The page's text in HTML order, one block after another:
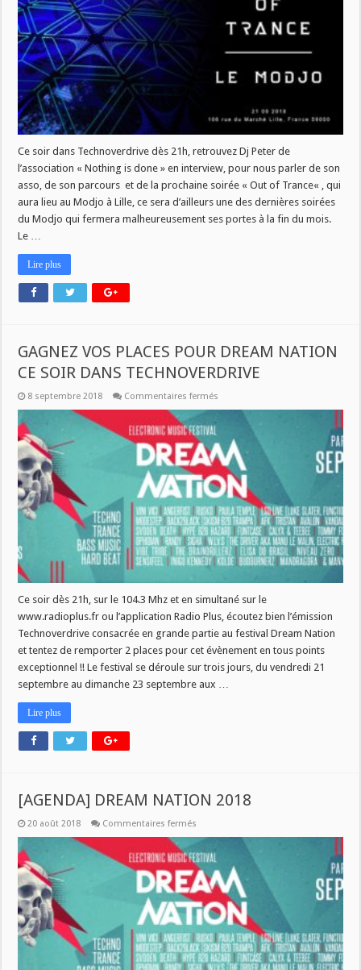
RAYE
CE
DANS
Ce soir dans Technoverdrive dès 21h, retrouvez Dj Peter de
l’association « Nothing is done » en interview, pour nous parler de son
asso, de son parcours et de la prochaine soirée « Out of Trance« , qui
aura lieu au Modjo à Lille, ce sera d’ailleurs une des dernières soirées
du Modjo qui fermera malheureusement ses portes à la fin du mois.
Le …
Lire plus
GAGNEZ VOS PLACES POUR DREAM NATION
CE SOIR DANS TECHNOVERDRIVE
8 septembre 2018 Commentaires fermés
POUR
DREAM
NATION
CE
SOIR
DANS
TECHNOVERDRIVE
Ce soir dès 21h, sur le 104.3 Mhz et en simultané sur le
www.radioplus.fr ou l’application Radio Plus, écoutez bien l’émission
Technoverdrive consacrée en grande partie au festival Dream Nation
et tentez de remporter 2 places pour cet évènement en tous points
exceptionnel !! Le festival se déroule sur trois jours, du vendredi 21
septembre au dimanche 23 septembre aux …
Lire plus
[AGENDA] DREAM NATION 2018
20 août 2018 Commentaires fermés
DREAM
NATION
2018